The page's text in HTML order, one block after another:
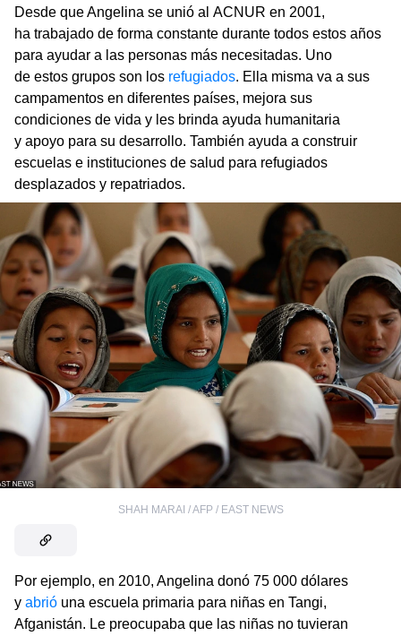
Desde que Angelina se unió al ACNUR en 2001,
ha trabajado de forma constante durante todos estos años
para ayudar a las personas más necesitadas. Uno
de estos grupos son los refugiados. Ella misma va a sus
campamentos en diferentes países, mejora sus
condiciones de vida y les brinda ayuda humanitaria
y apoyo para su desarrollo. También ayuda a construir
escuelas e instituciones de salud para refugiados
desplazados y repatriados.
SHAH MARAI / AFP / EAST NEWS
Por ejemplo, en 2010, Angelina donó 75 000 dólares
y abrió una escuela primaria para niñas en Tangi,
Afganistán. Le preocupaba que las niñas no tuvieran